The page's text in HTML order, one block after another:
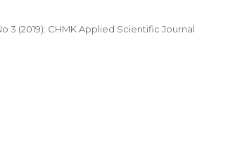
3 (2019): CHMK Applied Scientific Journal